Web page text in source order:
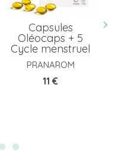
Capsules
Oléocaps + 5
Cycle menstruel
PRANAROM
Prix
11 €